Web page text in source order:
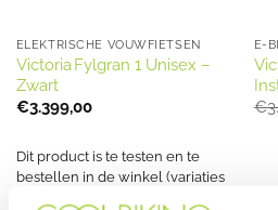
ELEKTRISCHE VOUWFIETSEN
Victoria Fylgran 1 Unisex –
Zwart
€3.399,00
Dit product is te testen en te
bestellen in de winkel (variaties
E-
€